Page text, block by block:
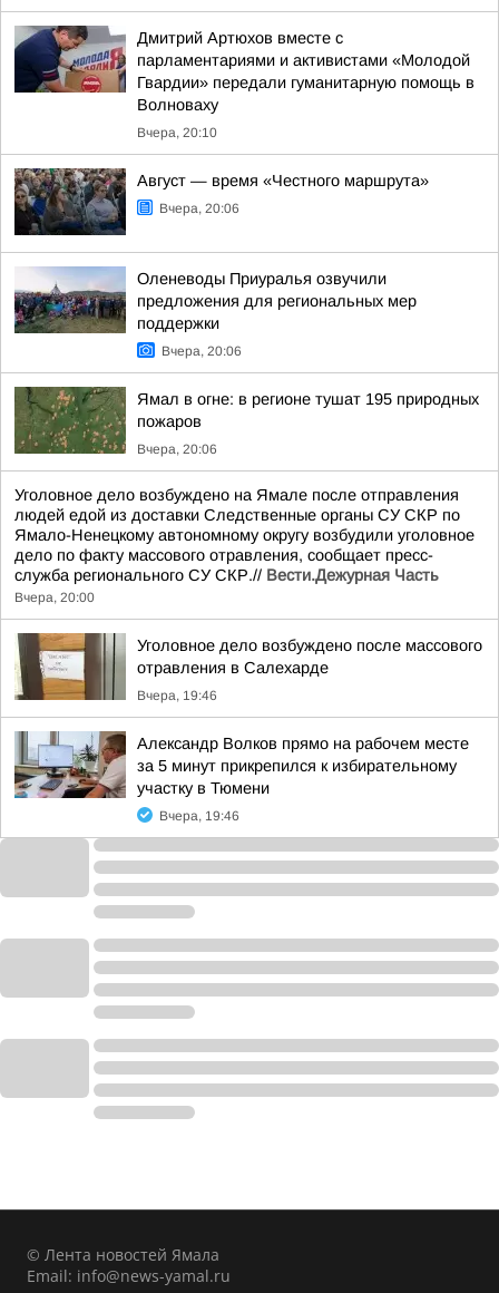
Дмитрий Артюхов вместе с
парламентариями и активистами «Молодой
Гвардии» передали гуманитарную помощь в
Волноваху
Вчера, 20:10
Август — время «Честного маршрута»
Вчера, 20:06
Оленеводы Приуралья озвучили
предложения для региональных мер
поддержки
Вчера, 20:06
Ямал в огне: в регионе тушат 195 природных
пожаров
Вчера, 20:06
Уголовное дело возбуждено на Ямале после отправления
людей едой из доставки Следственные органы СУ СКР по
Ямало-Ненецкому автономному округу возбудили уголовное
дело по факту массового отравления, сообщает пресс-
служба регионального СУ СКР.// Вести.Дежурная Часть
Вчера, 20:00
Уголовное дело возбуждено после массового
отравления в Салехарде
Вчера, 19:46
Александр Волков прямо на рабочем месте
за 5 минут прикрепился к избирательному
участку в Тюмени
Вчера, 19:46
© Лента новостей Ямала
Email: info@news-yamal.ru